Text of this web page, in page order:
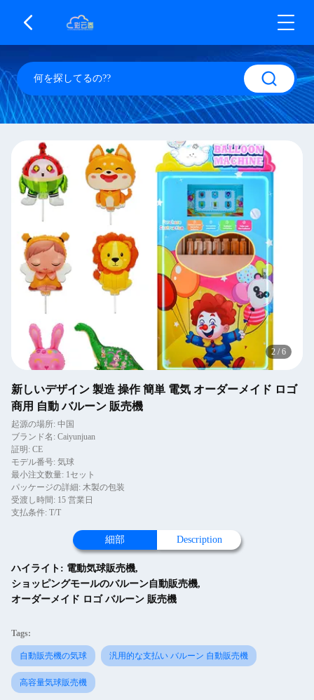
2 / 6
新しいデザイン 製造 操作 簡単 電気 オーダーメイド ロゴ
商用 自動 バルーン 販売機
起源の場所: 中国
ブランド名: Caiyunjuan
証明: CE
モデル番号: 気球
最小注文数量: 1セット
パッケージの詳細: 木製の包装
受渡し時間: 15 営業日
支払条件: T/T
細部 Description
ハイライト: 電動気球販売機,
ショッピングモールのバルーン自動販売機,
オーダーメイド ロゴ バルーン 販売機
Tags:
自動販売機の気球 汎用的な支払い バルーン 自動販売機
高容量気球販売機